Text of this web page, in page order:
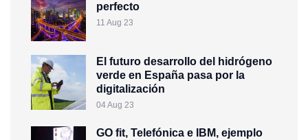
perfecto
11 Aug 23
El futuro desarrollo del hidrógeno
verde en España pasa por la
digitalización
04 Aug 23
GO fit, Telefónica e IBM, ejemplo